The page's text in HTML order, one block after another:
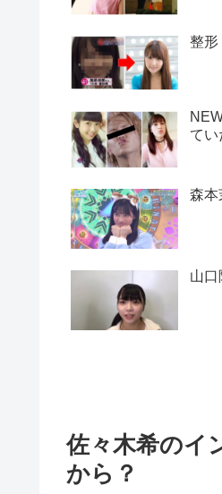
整形
てい
森本
山口
佐々木希のイ
から？